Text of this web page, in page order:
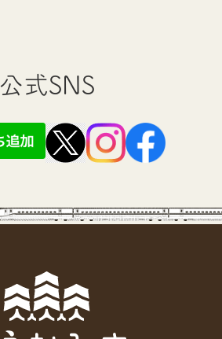
公式SNS